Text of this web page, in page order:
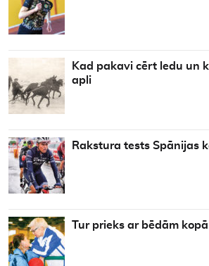
Kad pakavi cērt ledu un
apli
Rakstura tests Spānijas
Tur prieks ar bēdām